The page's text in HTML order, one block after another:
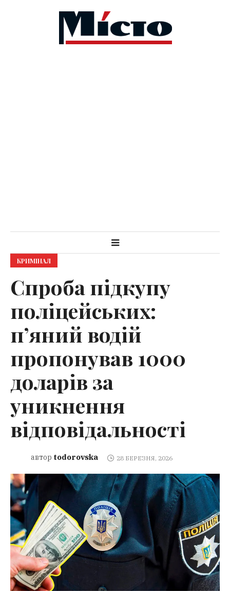
КРИМІНАЛ
Спроба підкупу
поліцейських:
п’яний водій
пропонував 1000
доларів за
уникнення
відповідальності
автор todorovska 28 БЕРЕЗНЯ, 2026